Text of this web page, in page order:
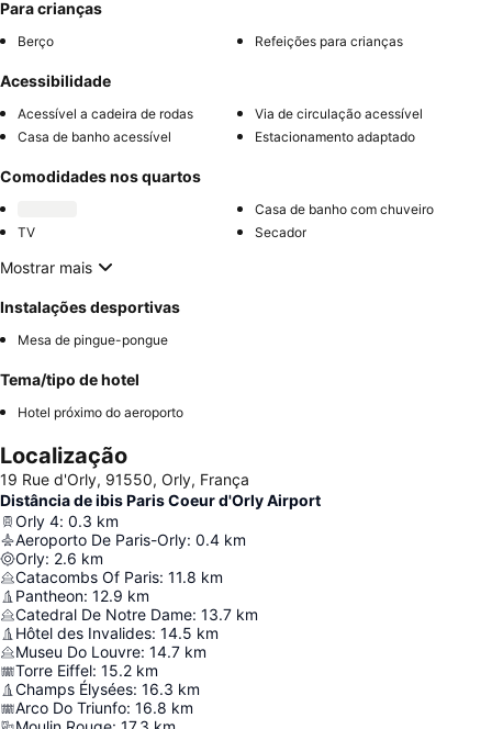
Para crianças
Berço Refeições para crianças
Acessibilidade
Acessível a cadeira de rodas
Via de circulação acessível
Casa de banho acessível
Estacionamento adaptado
Comodidades nos quartos
Casa de banho com chuveiro
TV
Secador
Mostrar mais
Instalações desportivas
Mesa de pingue-pongue
Tema/tipo de hotel
Hotel próximo do aeroporto
Localização
19 Rue d'Orly, 91550, Orly, França
Distância de ibis Paris Coeur d'Orly Airport
Orly 4: 0.3 km
Aeroporto De Paris-Orly: 0.4 km
Orly: 2.6 km
Catacombs Of Paris: 11.8 km
Pantheon: 12.9 km
Catedral De Notre Dame: 13.7 km
Hôtel des Invalides: 14.5 km
Museu Do Louvre: 14.7 km
Torre Eiffel: 15.2 km
Champs Élysées: 16.3 km
Arco Do Triunfo: 16.8 km